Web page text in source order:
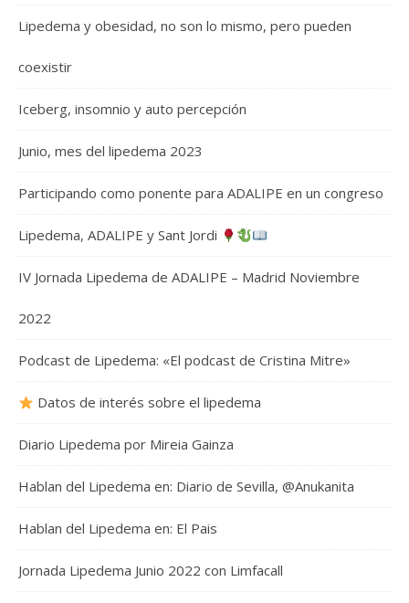
Lipedema y obesidad, no son lo mismo, pero pueden
coexistir
Iceberg, insomnio y auto percepción
Junio, mes del lipedema 2023
Participando como ponente para ADALIPE en un congreso
Lipedema, ADALIPE y Sant Jordi
IV Jornada Lipedema de ADALIPE – Madrid Noviembre
2022
Podcast de Lipedema: «El podcast de Cristina Mitre»
Datos de interés sobre el lipedema
Diario Lipedema por Mireia Gainza
Hablan del Lipedema en: Diario de Sevilla, @Anukanita
Hablan del Lipedema en: El Pais
Jornada Lipedema Junio 2022 con Limfacall